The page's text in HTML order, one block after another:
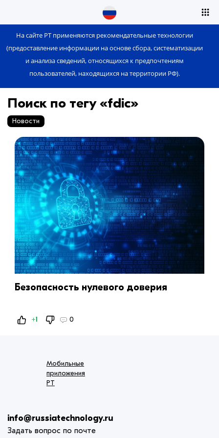
На сайте РТ применяются рекомендательные технологии
(предоставление информации на основе сбора, систематизации
и анализа сведений, относящихся к предпочтениям
пользователей, находящихся на территории РФ).
Поиск по тегу «fdic»
Новости
Безопасность нулевого доверия
+1 0
Мобильные
приложения
РТ
info@russiatechnology.ru
Задать вопрос по почте